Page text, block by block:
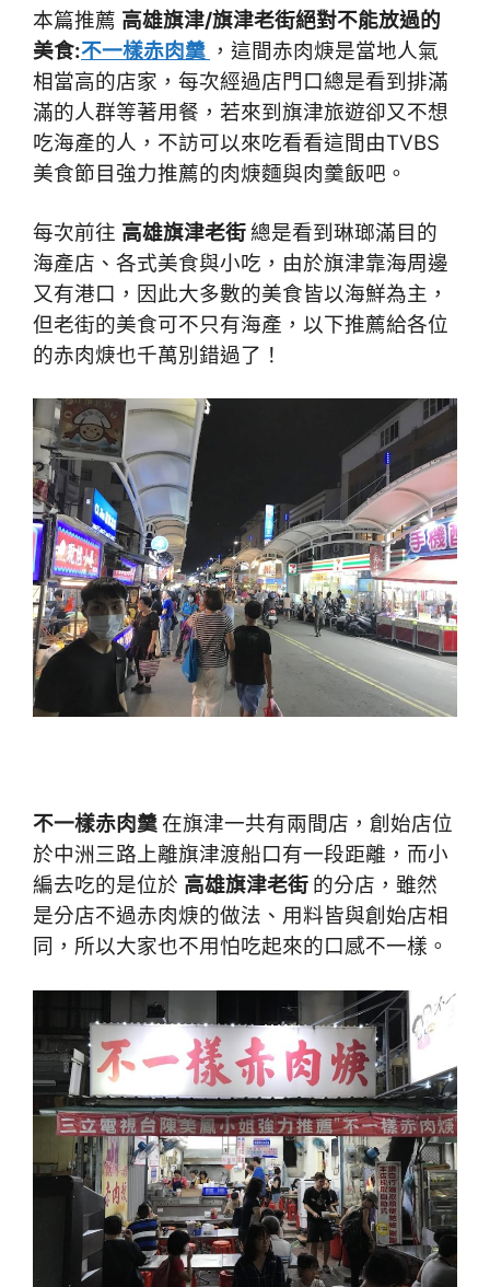
本篇推薦 高雄旗津/旗津老街絕對不能放過的
美食:不一樣赤肉羹 ，這間赤肉焿是當地人氣
相當高的店家，每次經過店門口總是看到排滿
滿的人群等著用餐，若來到旗津旅遊卻又不想
吃海產的人，不訪可以來吃看看這間由TVBS
美食節目強力推薦的肉焿麵與肉羹飯吧。
每次前往 高雄旗津老街總是看到琳瑯滿目的
海產店、各式美食與小吃，由於旗津靠海周邊
又有港口，因此大多數的美食皆以海鮮為主，
但老街的美食可不只有海產，以下推薦給各位
的赤肉焿也千萬別錯過了！
不一樣赤肉羹在旗津一共有兩間店，創始店位
於中洲三路上離旗津渡船口有一段距離，而小
編去吃的是位於 高雄旗津老街 的分店，雖然
是分店不過赤肉焿的做法、用料皆與創始店相
同，所以大家也不用怕吃起來的口感不一樣。